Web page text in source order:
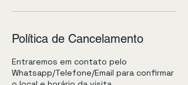
Política de Cancelamento
Entraremos em contato pelo
Whatsapp/Telefone/Email para confirmar